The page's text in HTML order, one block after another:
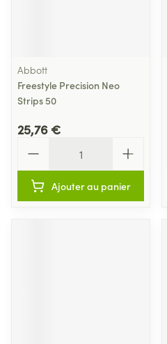
Abbott
Freestyle Precision Neo
Strips 50
25,76 €
Ajouter au panier